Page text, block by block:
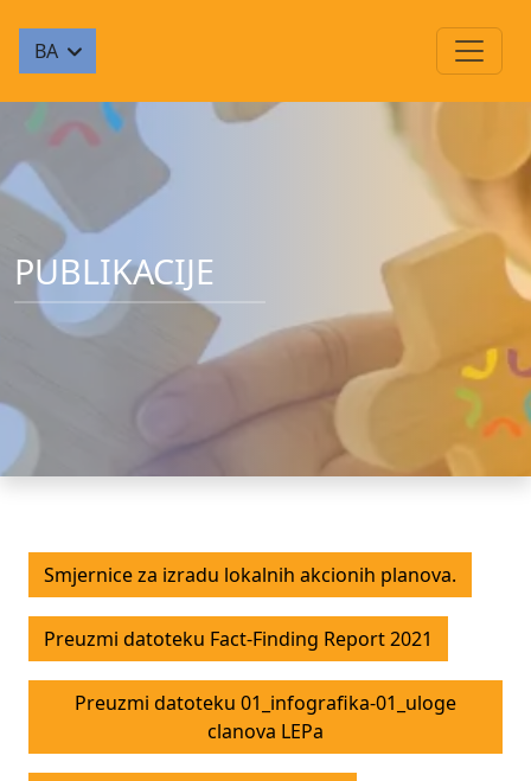
BA
PUBLIKACIJE
Smjernice za izradu lokalnih akcionih planova.
Preuzmi datoteku Fact-Finding Report 2021
Preuzmi datoteku 01_infografika-01_uloge
clanova LEPa